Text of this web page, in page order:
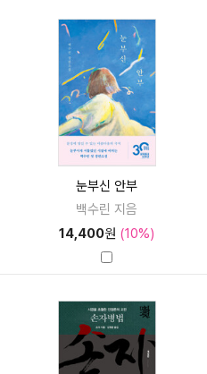
눈부신 안부
백수린 지음
14,400원 (10%)